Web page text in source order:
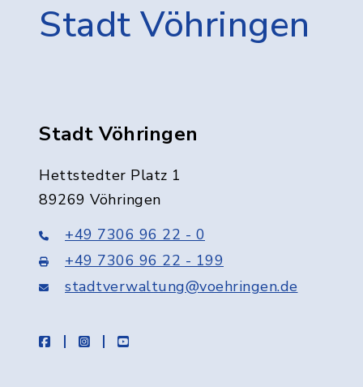
Stadt Vöhringen
Stadt Vöhringen
Hettstedter Platz 1
89269 Vöhringen
+49 7306 96 22 - 0
+49 7306 96 22 - 199
stadtverwaltung@voehringen.de
facebookinstagramyoutube